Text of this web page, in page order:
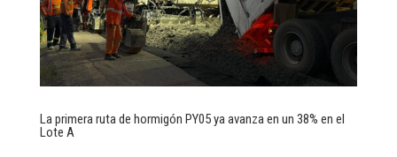
La primera ruta de hormigón PY05 ya avanza en un 38% en el
Lote A